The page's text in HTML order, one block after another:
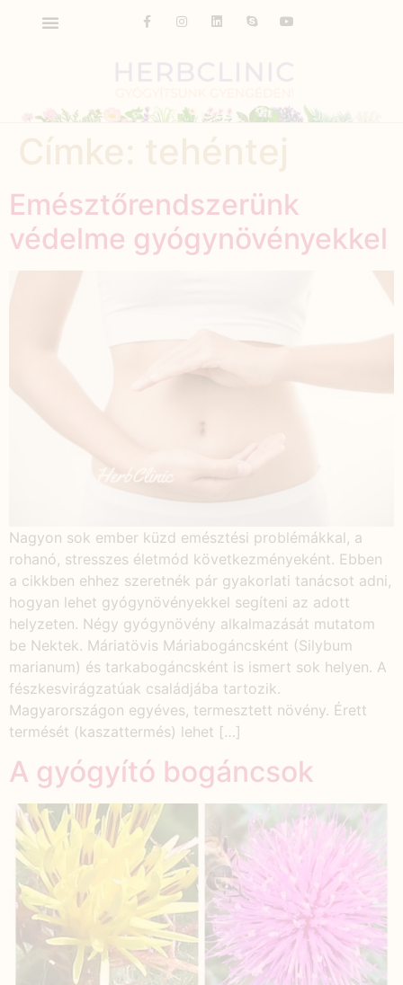
Emésztőrendszerünk
védelme gyógynövényekkel
Nagyon sok ember küzd emésztési problémákkal, a
rohanó, stresszes életmód következményeként. Ebben
a cikkben ehhez szeretnék pár gyakorlati tanácsot adni,
hogyan lehet gyógynövényekkel segíteni az adott
helyzeten. Négy gyógynövény alkalmazását mutatom
be Nektek. Máriatövis Máriabogáncsként (Silybum
marianum) és tarkabogáncsként is ismert sok helyen. A
fészkesvirágzatúak családjába tartozik.
Magyarországon egyéves, termesztett növény. Érett
termését (kaszattermés) lehet […]
A gyógyító bogáncsok